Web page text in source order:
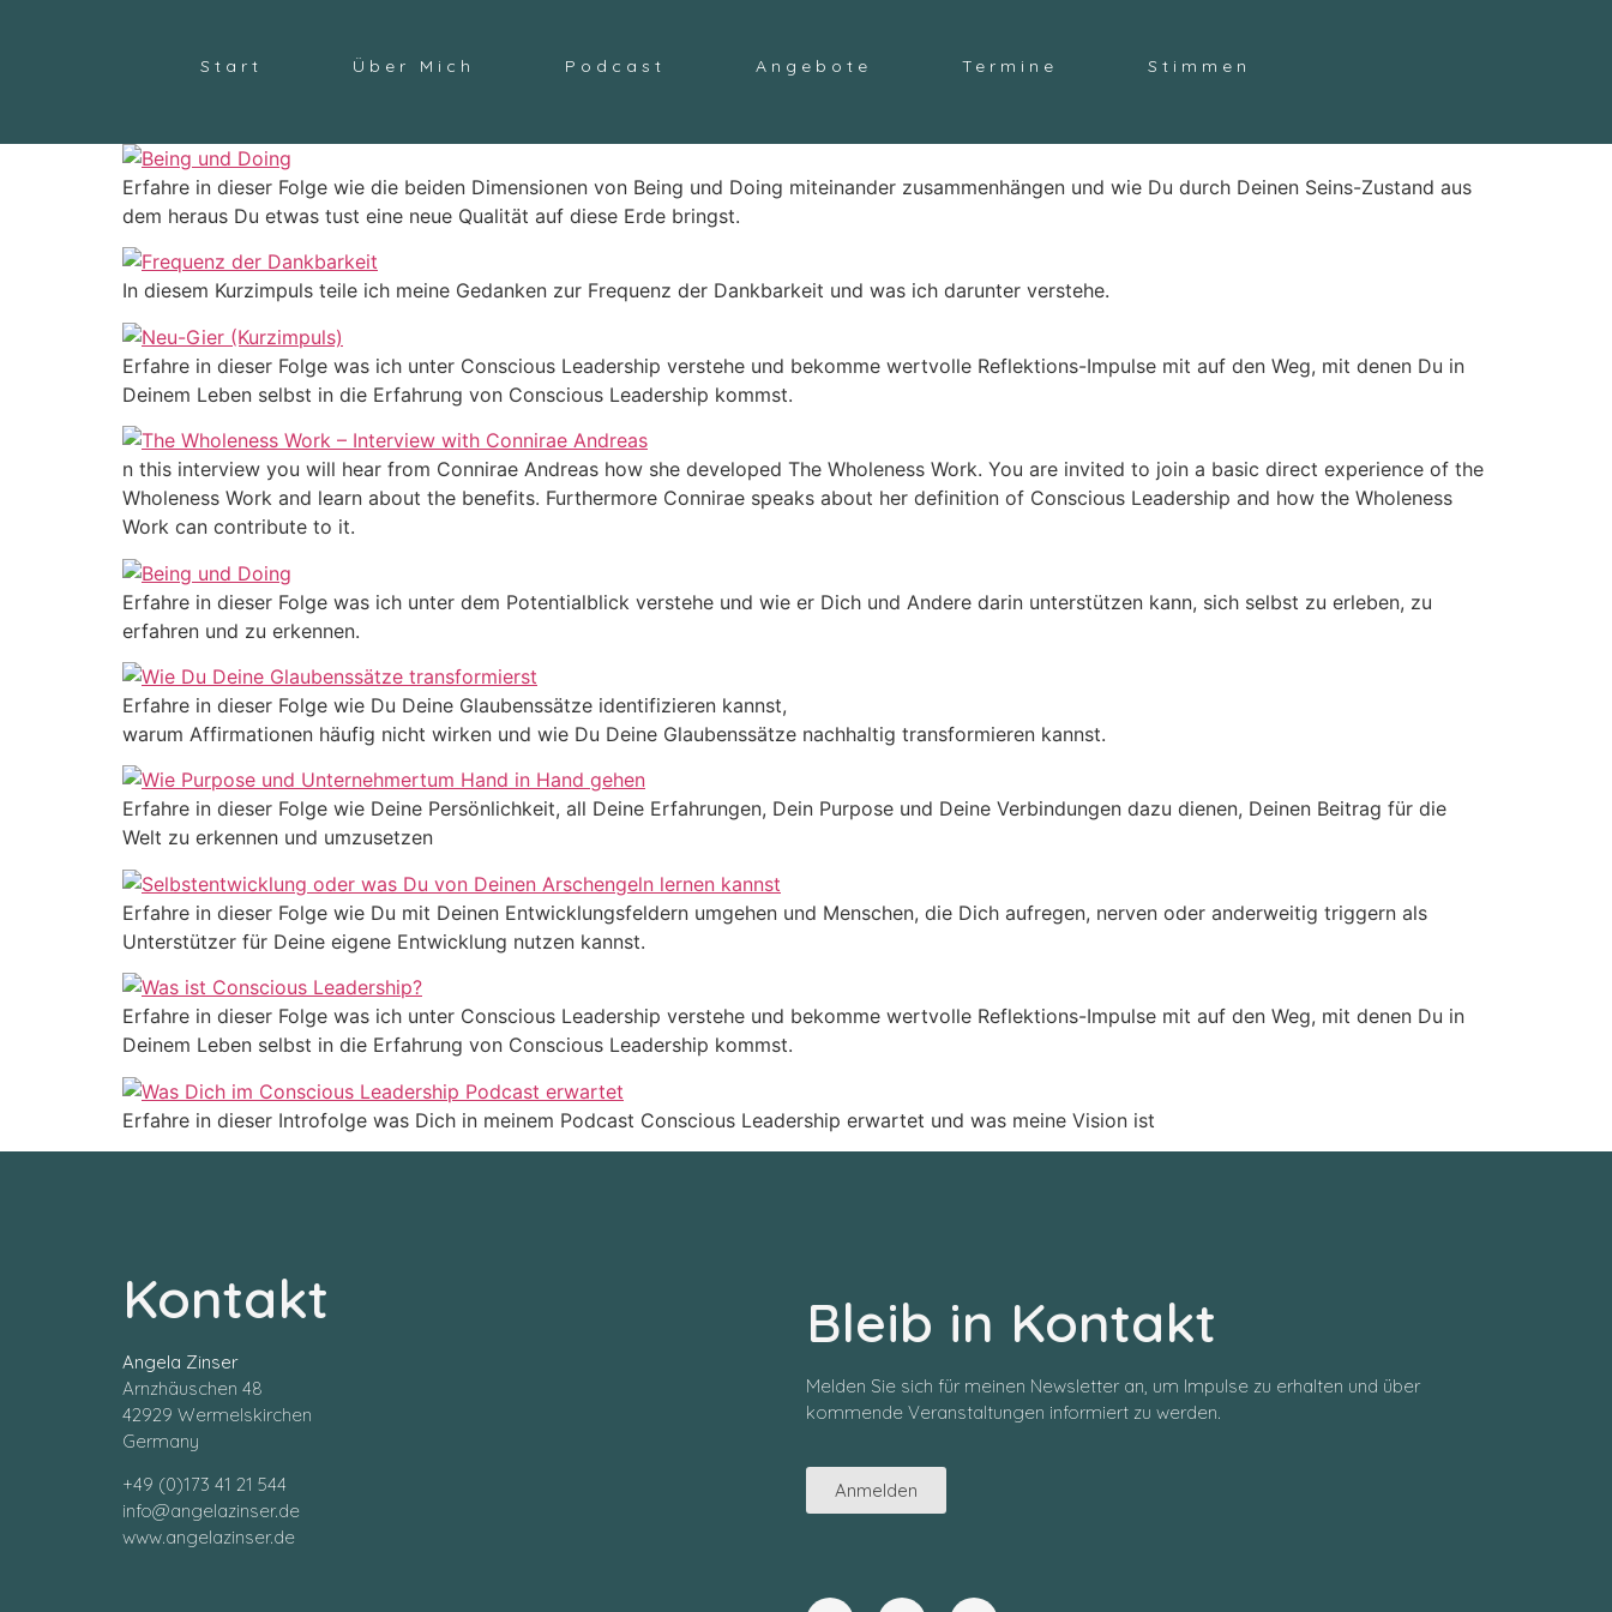
Start Über Mich Podcast Angebote Termine Stimmen
Erfahre in dieser Folge wie die beiden Dimensionen von Being und Doing miteinander zusammenhängen und wie Du durch Deinen Seins-Zustand aus
dem heraus Du etwas tust eine neue Qualität auf diese Erde bringst.
In diesem Kurzimpuls teile ich meine Gedanken zur Frequenz der Dankbarkeit und was ich darunter verstehe.
Erfahre in dieser Folge was ich unter Conscious Leadership verstehe und bekomme wertvolle Reflektions-Impulse mit auf den Weg, mit denen Du in
Deinem Leben selbst in die Erfahrung von Conscious Leadership kommst.
n this interview you will hear from Connirae Andreas how she developed The Wholeness Work. You are invited to join a basic direct experience of the
Wholeness Work and learn about the benefits. Furthermore Connirae speaks about her definition of Conscious Leadership and how the Wholeness
Work can contribute to it.
Erfahre in dieser Folge was ich unter dem Potentialblick verstehe und wie er Dich und Andere darin unterstützen kann, sich selbst zu erleben, zu
erfahren und zu erkennen.
Erfahre in dieser Folge wie Du Deine Glaubenssätze identifizieren kannst,
warum Affirmationen häufig nicht wirken und wie Du Deine Glaubenssätze nachhaltig transformieren kannst.
Erfahre in dieser Folge wie Deine Persönlichkeit, all Deine Erfahrungen, Dein Purpose und Deine Verbindungen dazu dienen, Deinen Beitrag für die
Welt zu erkennen und umzusetzen
Erfahre in dieser Folge wie Du mit Deinen Entwicklungsfeldern umgehen und Menschen, die Dich aufregen, nerven oder anderweitig triggern als
Unterstützer für Deine eigene Entwicklung nutzen kannst.
Erfahre in dieser Folge was ich unter Conscious Leadership verstehe und bekomme wertvolle Reflektions-Impulse mit auf den Weg, mit denen Du in
Deinem Leben selbst in die Erfahrung von Conscious Leadership kommst.
Erfahre in dieser Introfolge was Dich in meinem Podcast Conscious Leadership erwartet und was meine Vision ist
Kontakt
Angela Zinser
Arnzhäuschen 48
42929 Wermelskirchen
Germany
+49 (0)173 41 21 544
info@angelazinser.de
www.angelazinser.de
Bleib in Kontakt
Melden Sie sich für meinen Newsletter an, um Impulse zu erhalten und über
kommende Veranstaltungen informiert zu werden.
Anmelden